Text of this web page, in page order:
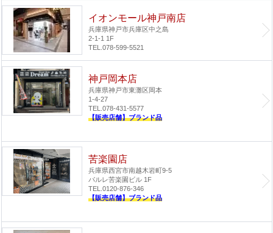
イオンモール神戸南店
兵庫県神戸市兵庫区中之島
2-1-1 1F
TEL.078-599-5521
神戸岡本店
兵庫県神戸市東灘区岡本
1-4-27
TEL.078-431-5577
【販売店舗】ブランド品
苦楽園店
兵庫県西宮市南越木岩町9-5
パルレ苦楽園ビル 1F
TEL.0120-876-346
【販売店舗】ブランド品